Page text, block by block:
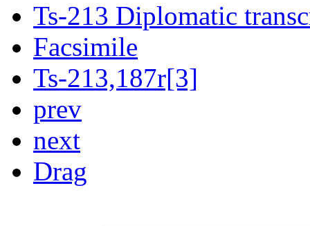
Ts-213 Diplomatic
Facsimile
Ts-213,187r[3]
prev
next
Drag